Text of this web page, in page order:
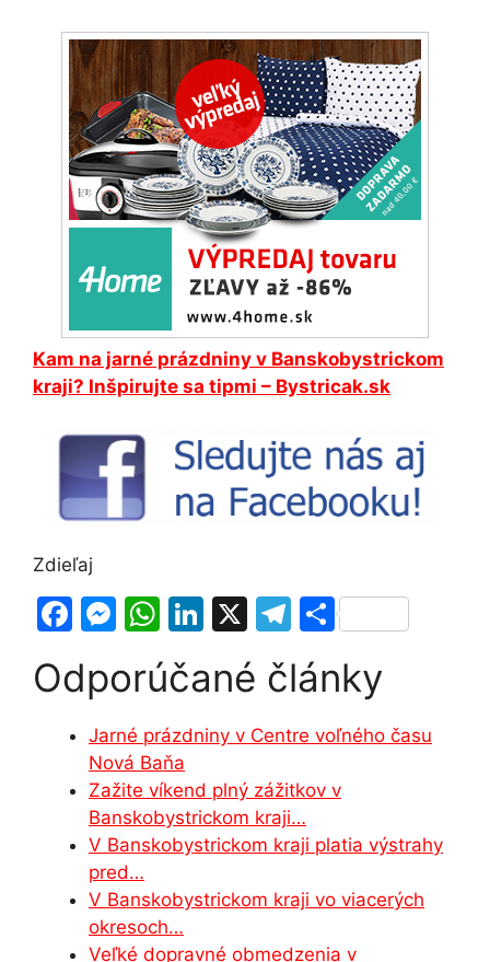
Kam na jarné prázdniny v Banskobystrickom
kraji? Inšpirujte sa tipmi – Bystricak.sk
Zdieľaj
F
c
b
o
o
k
M
s
s
e
n
g
er
W
at
s
A
p
p
Li
k
e
dI
n
X
T
e
a
m
S
ar
e
Odporúčané články
Jarné prázdniny v Centre voľného času
Nová Baňa
Zažite víkend plný zážitkov v
Banskobystrickom kraji…
V Banskobystrickom kraji platia výstrahy
pred…
V Banskobystrickom kraji vo viacerých
okresoch…
Veľké dopravné obmedzenia v